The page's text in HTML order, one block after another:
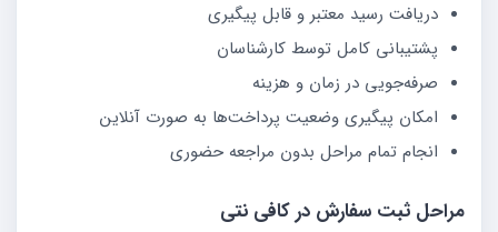
دریافت رسید معتبر و قابل پیگیری
پشتیبانی کامل توسط کارشناسان
صرفه‌جویی در زمان و هزینه
امکان پیگیری وضعیت پرداخت‌ها به صورت آنلاین
انجام تمام مراحل بدون مراجعه حضوری
مراحل ثبت سفارش در کافی نتی